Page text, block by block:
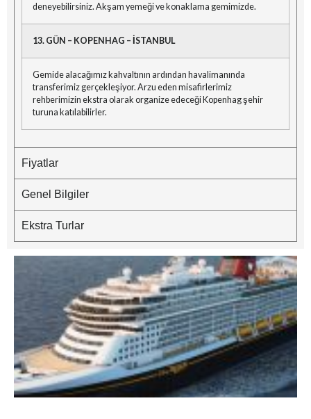
deneyebilirsiniz. Akşam yemeği ve konaklama gemimizde.
13. GÜN – KOPENHAG – İSTANBUL
Gemide alacağımız kahvaltının ardından havalimanında
transferimiz gerçekleşiyor. Arzu eden misafirlerimiz
rehberimizin ekstra olarak organize edeceği Kopenhag şehir
turuna katılabilirler.
Fiyatlar
Genel Bilgiler
Ekstra Turlar